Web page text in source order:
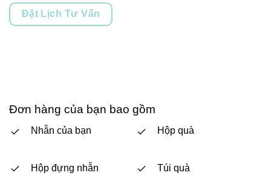
Đặt Lịch Tư Vấn
Đơn hàng của bạn bao gồm
Nhẫn của bạn
Hộp đựng nhẫn
Hộp quà
Túi quà